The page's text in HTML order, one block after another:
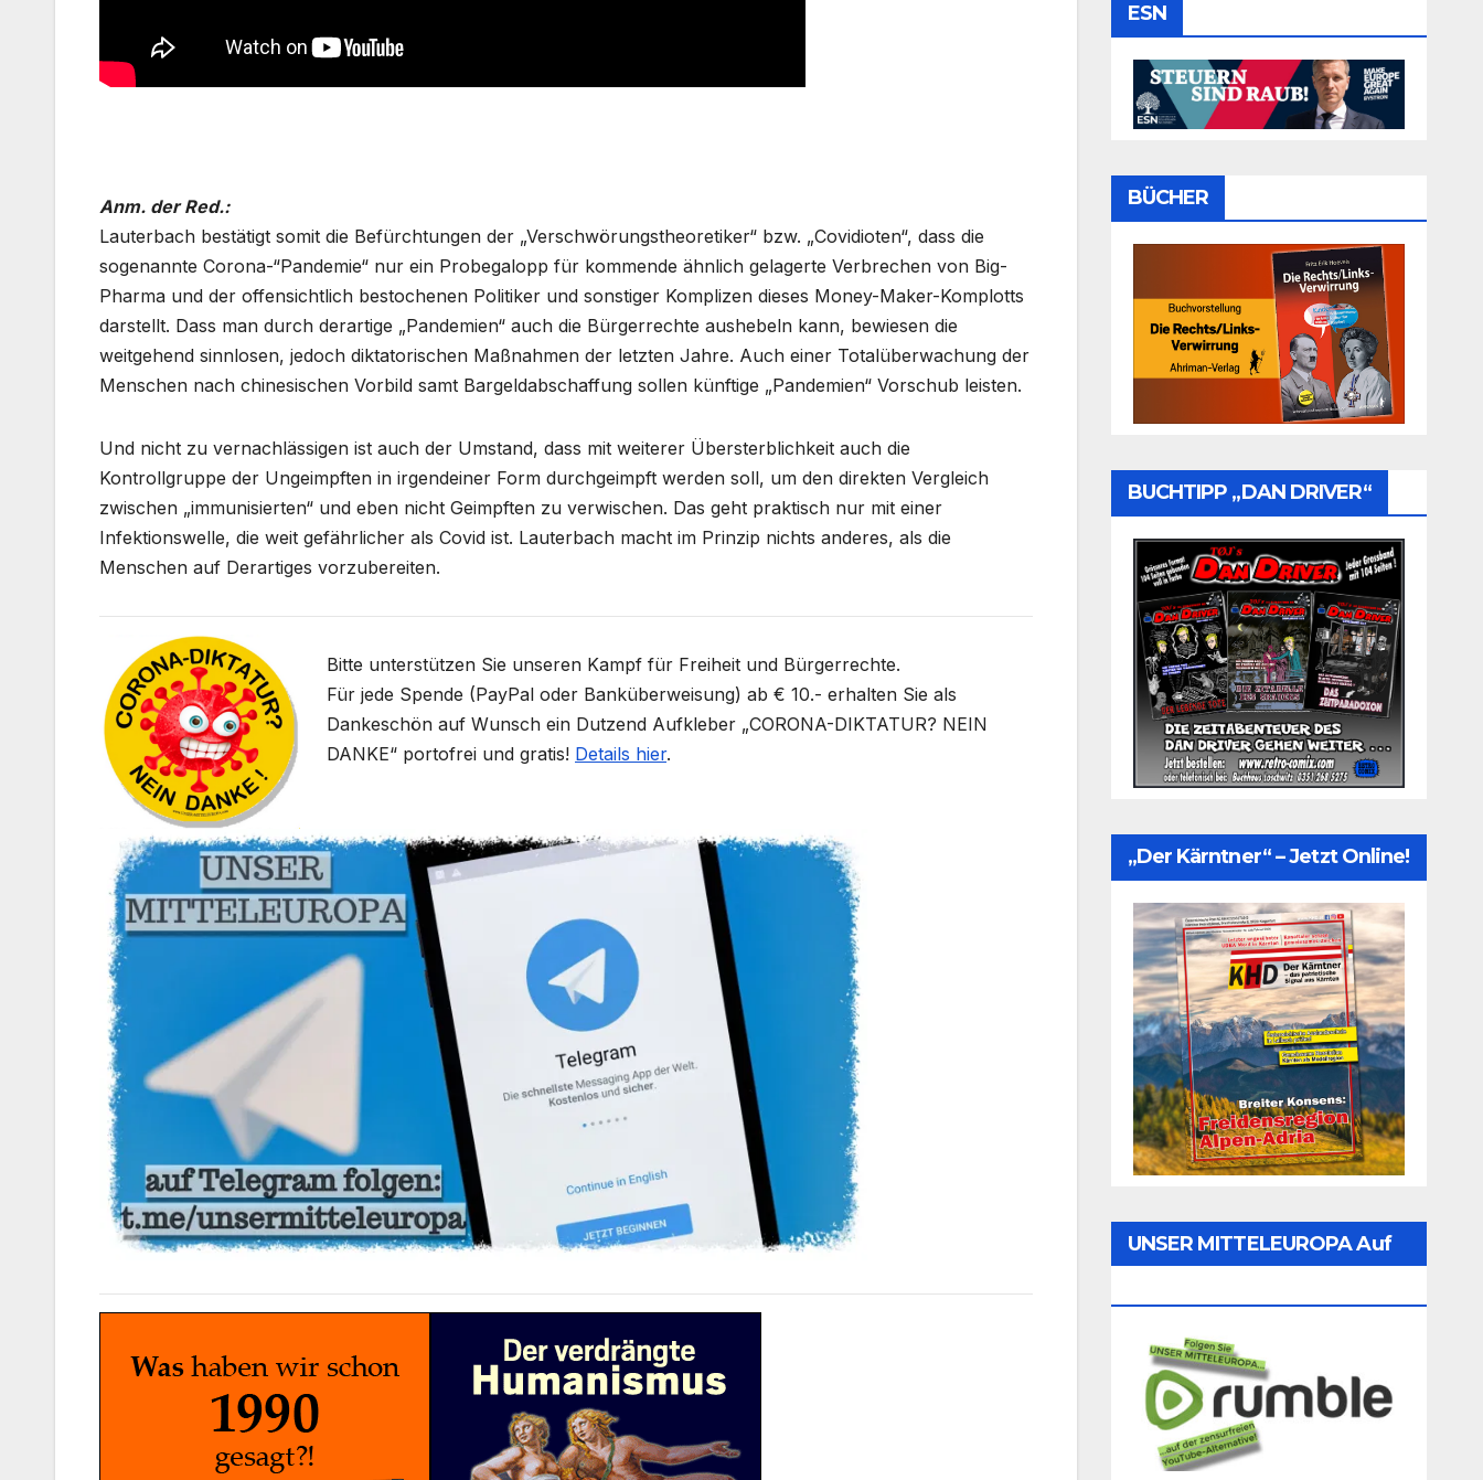
Anm. der Red.:
Lauterbach bestätigt somit die Befürchtungen der „Verschwörungstheoretiker“ bzw. „Covidioten“, dass die
sogenannte Corona-“Pandemie“ nur ein Probegalopp für kommende ähnlich gelagerte Verbrechen von Big-
Pharma und der offensichtlich bestochenen Politiker und sonstiger Komplizen dieses Money-Maker-Komplotts
darstellt. Dass man durch derartige „Pandemien“ auch die Bürgerrechte aushebeln kann, bewiesen die
weitgehend sinnlosen, jedoch diktatorischen Maßnahmen der letzten Jahre. Auch einer Totalüberwachung der
Menschen nach chinesischen Vorbild samt Bargeldabschaffung sollen künftige „Pandemien“ Vorschub leisten.
Und nicht zu vernachlässigen ist auch der Umstand, dass mit weiterer Übersterblichkeit auch die
Kontrollgruppe der Ungeimpften in irgendeiner Form durchgeimpft werden soll, um den direkten Vergleich
zwischen „immunisierten“ und eben nicht Geimpften zu verwischen. Das geht praktisch nur mit einer
Infektionswelle, die weit gefährlicher als Covid ist. Lauterbach macht im Prinzip nichts anderes, als die
Menschen auf Derartiges vorzubereiten.
Bitte unterstützen Sie unseren Kampf für Freiheit und Bürgerrechte.
Für jede Spende (PayPal oder Banküberweisung) ab € 10.- erhalten Sie als
Dankeschön auf Wunsch ein Dutzend Aufkleber „CORONA-DIKTATUR? NEIN
DANKE“ portofrei und gratis! Details hier.
ESN
BÜCHER
BUCHTIPP „DAN DRIVER“
„Der Kärntner“ – Jetzt Online!
UNSER MITTELEUROPA Auf